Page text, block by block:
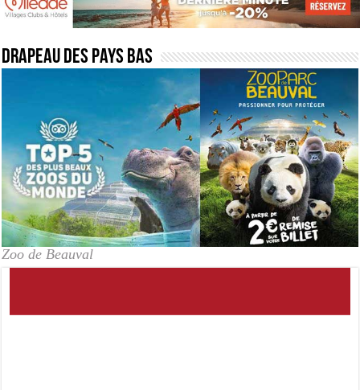
Drapeau des Pays Bas
Zoo de Beauval